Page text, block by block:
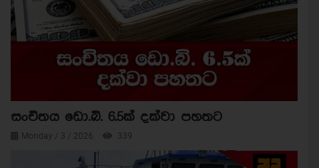
සංචිතය ඩො.බි. 6.5ක් දක්වා පහතට
Monday / 3 / 2026 339